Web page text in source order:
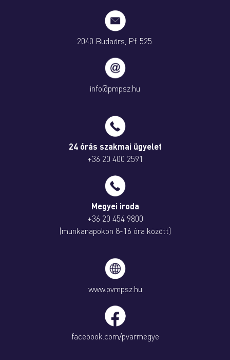
2040 Budaörs, Pf. 525.
info@pmpsz.hu
24 órás szakmai ügyelet
+36 20 400 2591
Megyei iroda
+36 20 454 9800
(munkanapokon 8-16 óra között)
www.pvmpsz.hu
facebook.com/pvarmegye